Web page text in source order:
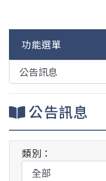
功能選單
公告訊息
類別：